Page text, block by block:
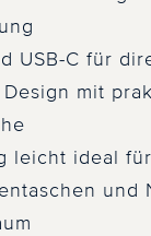
USB-C für
mit
leicht ideal
und